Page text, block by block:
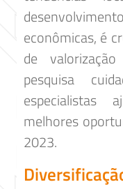
econômicas, é
de
pesquisa
especialistas
melhores
2023.